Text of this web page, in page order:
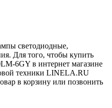
светодиодные,
Для того, чтобы купить
6GY в интернет магазине
техники LINELA.RU
в корзину или позвонить